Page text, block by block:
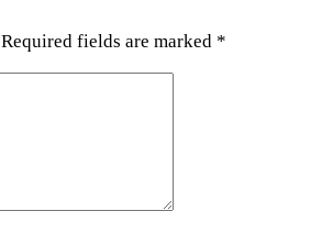
Required fields are marked *